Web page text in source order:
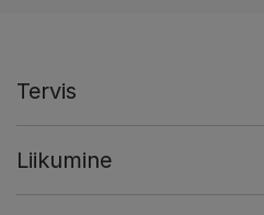
Tervis
Liikumine